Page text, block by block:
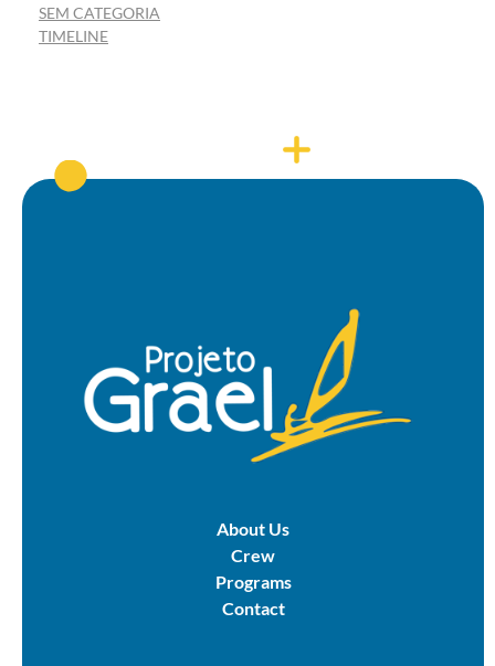
SEM CATEGORIA
TIMELINE
About Us
Crew
Programs
Contact